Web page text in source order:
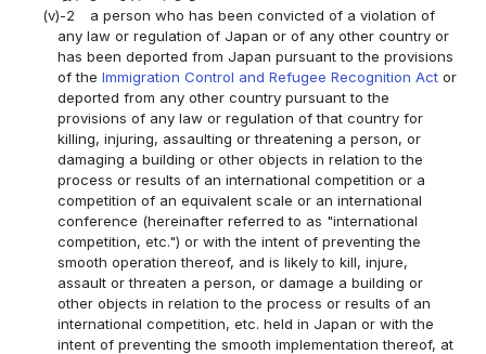
(v)-2
a person who has been convicted of a violation of
any law or regulation of Japan or of any other country or
has been deported from Japan pursuant to the provisions
of the Immigration Control and Refugee Recognition Actor
deported from any other country pursuant to the
provisions of any law or regulation of that country for
killing, injuring, assaulting or threatening a person, or
damaging a building or other objects in relation to the
process or results of an international competition or a
competition of an equivalent scale or an international
conference (hereinafter referred to as "international
competition, etc.") or with the intent of preventing the
smooth operation thereof, and is likely to kill, injure,
assault or threaten a person, or damage a building or
other objects in relation to the process or results of an
international competition, etc. held in Japan or with the
intent of preventing the smooth implementation thereof, at